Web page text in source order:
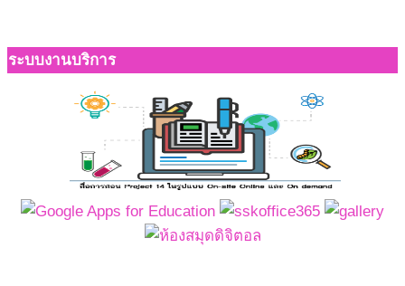
ระบบงานบริการ